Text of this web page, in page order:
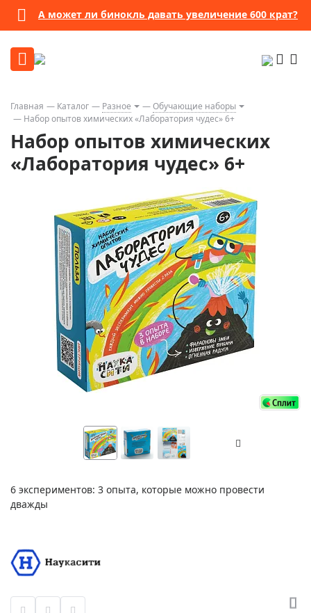
А может ли бинокль давать увеличение 600 крат?
Главная Каталог Разное
Обучающие наборы
Набор опытов химических «Лаборатория чудес» 6+
Набор опытов химических
«Лаборатория чудес» 6+
6 экспериментов: 3 опыта, которые можно провести
дважды